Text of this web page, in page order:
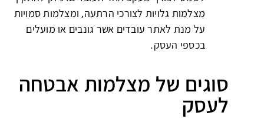
מצלמות גלויות לצורכי הרתעה, ומצלמות סמויות
על מנת לאתר עובדים אשר גונבים או מועלים
בכספי העסק.
סוגים של מצלמות אבטחה
לעסק